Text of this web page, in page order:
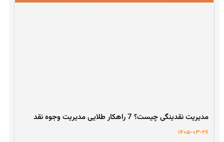
مدیریت نقدینگی چیست؟ 7 راهکار طلایی مدیریت وجوه نقد
1405-03-26